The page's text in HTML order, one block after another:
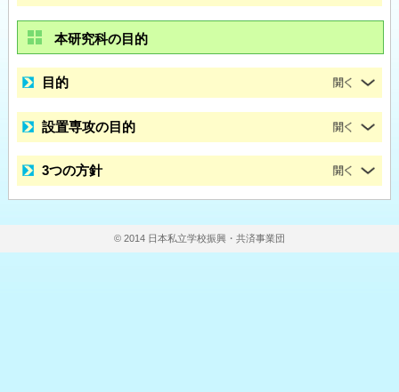
本研究科の目的
目的
設置専攻の目的
3つの方針
© 2014 日本私立学校振興・共済事業団